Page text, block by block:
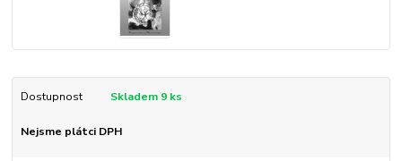
Dostupnost Skladem 9 ks
Nejsme plátci DPH